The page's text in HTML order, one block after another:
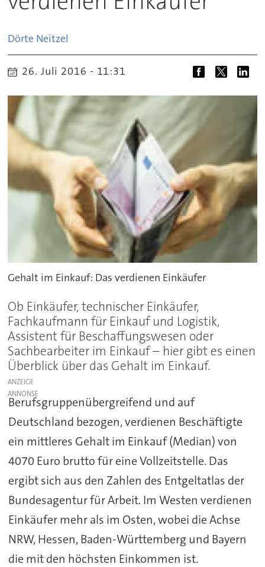
Dörte Neitzel
26. Juli 2016 - 11:31
Gehalt im Einkauf: Das verdienen Einkäufer
Ob Einkäufer, technischer Einkäufer,
Fachkaufmann für Einkauf und Logistik,
Assistent für Beschaffungswesen oder
Sachbearbeiter im Einkauf – hier gibt es einen
Überblick über das Gehalt im Einkauf.
ANZEIGE
Berufsgruppenübergreifend und auf
Deutschland bezogen, verdienen Beschäftigte
ein mittleres Gehalt im Einkauf (Median) von
4070 Euro brutto für eine Vollzeitstelle. Das
ergibt sich aus den Zahlen des Entgeltatlas der
Bundesagentur für Arbeit. Im Westen verdienen
Einkäufer mehr als im Osten, wobei die Achse
NRW, Hessen, Baden-Württemberg und Bayern
die mit den höchsten Einkommen ist.